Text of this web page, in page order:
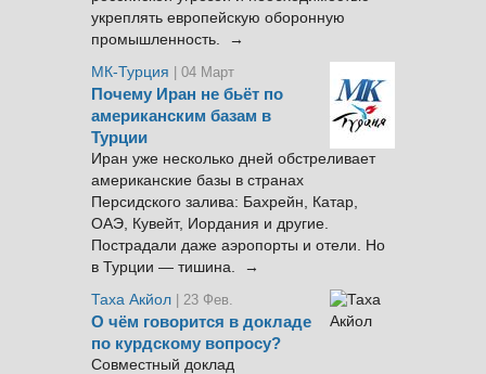
укреплять европейскую оборонную
промышленность. →
МК-Турция
| 04 Март
Почему Иран не бьёт по
американским базам в
Турции
Иран уже несколько дней обстреливает
американские базы в странах
Персидского залива: Бахрейн, Катар,
ОАЭ, Кувейт, Иордания и другие.
Пострадали даже аэропорты и отели. Но
в Турции — тишина. →
Таха Акйол | 23 Фев.
О чём говорится в докладе
по курдскому вопросу?
Совместный доклад